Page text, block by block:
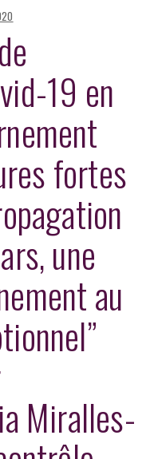
19 en
fortes
une
au
Miralles-